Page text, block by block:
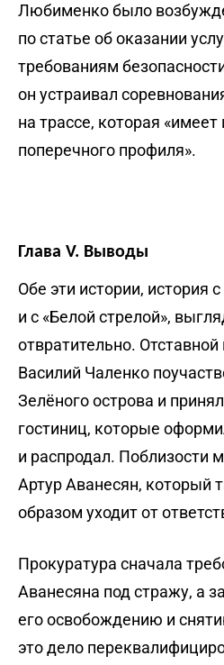
Любименко было
по статье об оказании
требованиям
он устраивал
на трассе, которая
поперечного профиля».
Глава V. Выводы
Обе эти истории, история
и с «Белой стрелой»,
отвратительно.
Василий Чаленко
Зелёного острова и
гостиниц, которые
и распродал. Поблизости
Артур Аванесян, который
образом уходит от
Прокуратура сначала
Аванесяна под стражу, а
его освобождению и
это дело